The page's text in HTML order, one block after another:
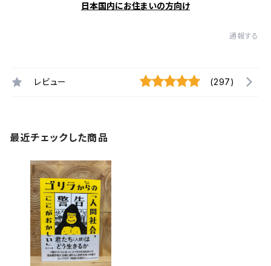
日本国内にお住まいの方向け
通報する
レビュー (297)
最近チェックした商品